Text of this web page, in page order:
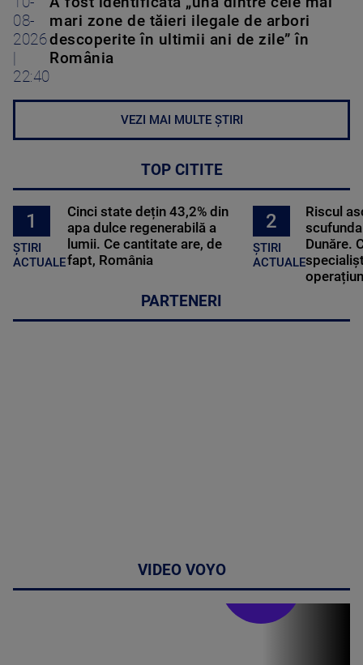
08-
2026
22:40
mari zone de tăieri ilegale de arbori
descoperite în ultimii ani de zile” în
România
VEZI MAI MULTE ȘTIRI
TOP CITITE
1
ȘTIRI
ACTUALE
Cinci state dețin 43,2% din
apa dulce regenerabilă a
lumii. Ce cantitate are, de
fapt, România
2
ȘTIRI
ACTUALE
Riscul
Dunăre.
PARTENERI
VIDEO VOYO